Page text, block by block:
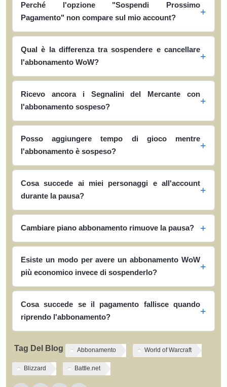
Perché l'opzione "Sospendi Prossimo
Pagamento" non compare sul mio account?
Qual è la differenza tra sospendere e cancellare
l'abbonamento WoW?
Ricevo ancora i Segnalini del Mercante con
l'abbonamento sospeso?
Posso aggiungere tempo di gioco mentre
l'abbonamento è sospeso?
Cosa succede ai miei personaggi e all'account
durante la pausa?
Cambiare piano abbonamento rimuove la pausa?
Esiste un modo per avere un abbonamento WoW
più economico invece di sospenderlo?
Cosa succede se il pagamento fallisce quando
riprendo l'abbonamento?
Tag Del Blog Abbonamento World of Warcraft
Blizzard Battle.net